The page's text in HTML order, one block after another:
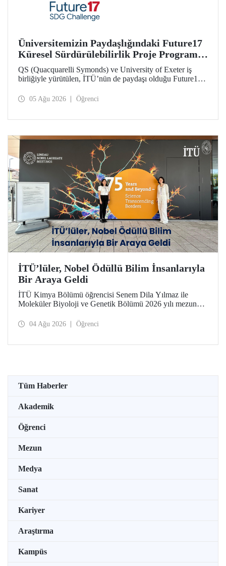
Üniversitemizin Paydaşlığındaki Future17
Küresel Sürdürülebilirlik Proje Programı,
Öğrencilerimizin Başvurularını Bekliyor
QS (Quacquarelli Symonds) ve University of Exeter iş
birliğiyle yürütülen, İTÜ’nün de paydaşı olduğu Future17
öğrenci başvuruları açıldı. Başvurular için son gün 31
05 Ağu 2026 Öğrenci
İTÜ’lüler, Nobel Ödüllü Bilim İnsanlarıyla
Bir Araya Geldi
İTÜ Kimya Bölümü öğrencisi Senem Dila Yılmaz ile
Moleküler Biyoloji ve Genetik Bölümü 2026 yılı mezunu
Etkinliklere Katılım Desteği kapsamında 75’inci Lindau
04 Ağu 2026 Öğrenci
Tüm Haberler
Akademik
Öğrenci
Mezun
Medya
Sanat
Kariyer
Araştırma
Kampüs